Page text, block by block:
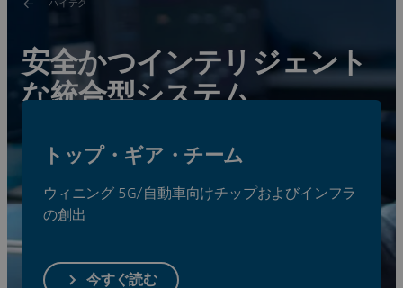
ハイテク
安全かつインテリジェント
な統合型システム
ニューロン・ネットワーク」を構築して活用。
ソリューションを見る
トップ・ギア・チーム
ウィニング 5G/自動車向けチップおよびインフラ
の創出
今すぐ読む